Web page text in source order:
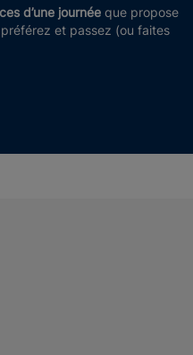
d’une journée que propose
et passez (ou faites